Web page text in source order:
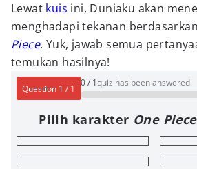
Lewat kuis ini, Duniaku akan
menghadapi tekanan
Piece. Yuk, jawab semua
temukan hasilnya!
Question 1 / 1
0/ 1quiz has been answered.
Pilih karakter One Piece